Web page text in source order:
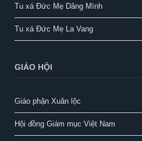
Tu xá Đức Mẹ Dâng Mình
Tu xá Đức Mẹ La Vang
GIÁO HỘI
Giáo phận Xuân lộc
Hội đồng Giám mục Việt Nam